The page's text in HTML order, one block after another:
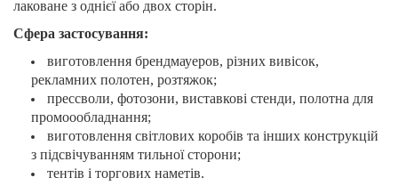
лаковане з однієї або двох сторін.
Сфера застосування:
виготовлення брендмауеров, різних вивісок,
рекламних полотен, розтяжок;
прессволи, фотозони, виставкові стенди, полотна для
промоообладнання;
виготовлення світлових коробів та інших конструкцій
з підсвічуванням тильної сторони;
тентів і торгових наметів.